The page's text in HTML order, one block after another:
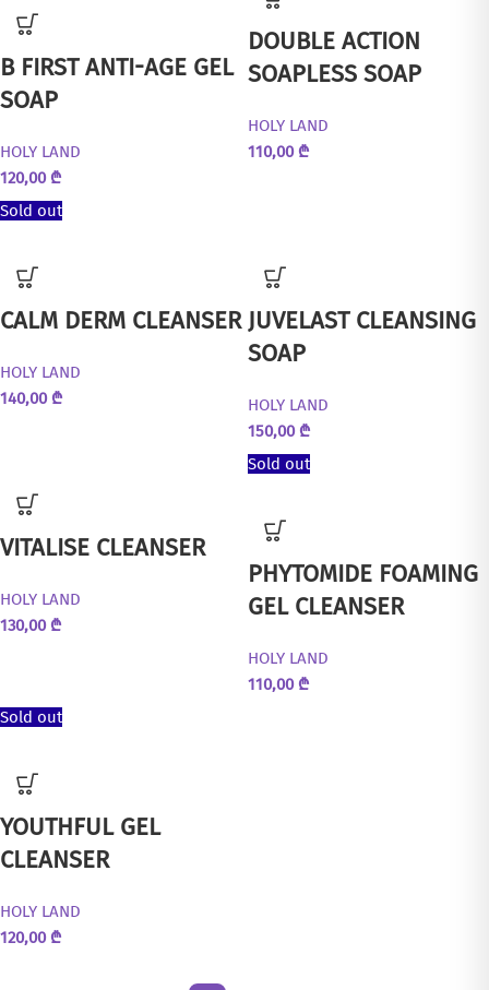
B FIRST ANTI-AGE GEL
SOAP
HOLY LAND
120,00₾
DOUBLE ACTION
SOAPLESS SOAP
HOLY LAND
110,00₾
Sold out
CALM DERM CLEANSER
HOLY LAND
140,00₾
JUVELAST CLEANSING
SOAP
HOLY LAND
150,00₾
VITALISE CLEANSER
HOLY LAND
130,00₾
Sold out
PHYTOMIDE FOAMING
GEL CLEANSER
HOLY LAND
110,00₾
Sold out
YOUTHFUL GEL
CLEANSER
HOLY LAND
120,00₾